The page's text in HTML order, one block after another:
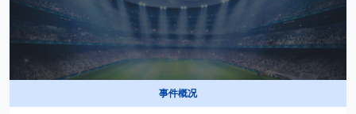
事件概况